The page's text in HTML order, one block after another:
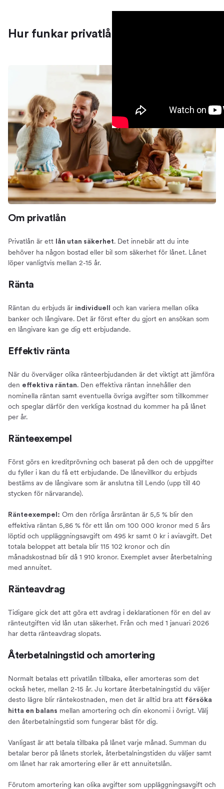
Hur funkar privatlån?
Om privatlån
Privatlån är ett lån utan säkerhet. Det innebär att du inte
behöver ha någon bostad eller bil som säkerhet för lånet. Lånet
löper vanligtvis mellan 2-15 år.
Ränta
Räntan du erbjuds är individuell
och kan variera mellan olika
banker och långivare. Det är först efter du gjort en ansökan som
en långivare kan ge dig ett erbjudande.
Effektiv ränta
När du överväger olika ränteerbjudanden är det viktigt att jämföra
den effektiva räntan. Den effektiva räntan innehåller den
nominella räntan samt eventuella övriga avgifter som tillkommer
och speglar därför den verkliga kostnad du kommer ha på lånet
per år.
Ränteexempel
Först görs en kreditprövning och baserat på den och de uppgifter
du fyller i kan du få ett erbjudande. De lånevillkor du erbjuds
bestäms av de långivare som är anslutna till Lendo (upp till 40
stycken för närvarande).
Ränteexempel: Om den rörliga årsräntan är 5,5 % blir den
effektiva räntan 5,86 % för ett lån om 100 000 kronor med 5 års
löptid och uppläggningsavgift om 495 kr samt 0 kr i aviavgift. Det
totala beloppet att betala blir 115 102 kronor och din
månadskostnad blir då 1 910 kronor. Exemplet avser återbetalning
med annuitet.
Ränteavdrag
Tidigare gick det att göra ett avdrag i deklarationen för en del av
ränteutgiften vid lån utan säkerhet. Från och med 1 januari 2026
har detta ränteavdrag slopats.
Återbetalningstid och amortering
Normalt betalas ett privatlån tillbaka, eller amorteras som det
också heter, mellan 2-15 år. Ju kortare återbetalningstid du väljer
desto lägre blir räntekostnaden, men det är alltid bra att försöka
hitta en balans mellan amortering och din ekonomi i övrigt. Välj
den återbetalningstid som fungerar bäst för dig.
Vanligast är att betala tillbaka på lånet varje månad. Summan du
betalar beror på lånets storlek, återbetalningstiden du väljer samt
om lånet har rak amortering eller är ett annuitetslån.
Förutom amortering kan olika avgifter som uppläggningsavgift och